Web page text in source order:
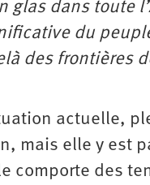
glas dans toute
du
des frontières
actuelle,
mais elle y est
comporte des